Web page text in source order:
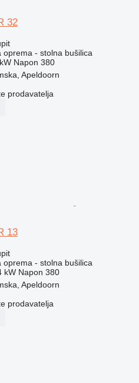
32
oprema - stolna bušilica
Napon 380
Apeldoorn
prodavatelja
13
oprema - stolna bušilica
kW Napon 380
Apeldoorn
prodavatelja